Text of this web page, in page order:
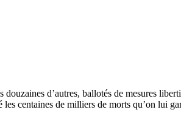
d’autres, ballotés de mesures
centaines de milliers de morts qu’on lui